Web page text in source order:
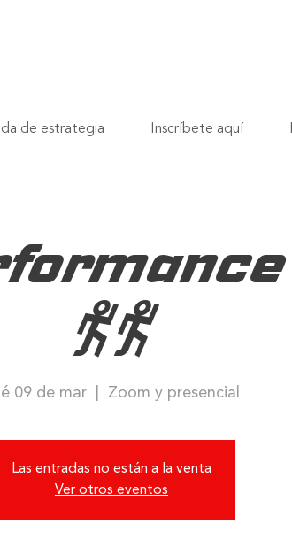
de estrategia Inscríbete aquí
36
09 de mar
  |
Zoom y presencial
Las entradas no están a la venta
Ver otros eventos